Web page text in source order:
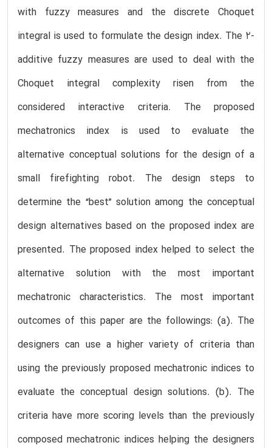
with fuzzy measures and the discrete Choquet
integral is used to formulate the design index. The 2-
additive fuzzy measures are used to deal with the
Choquet integral complexity risen from the
considered interactive criteria. The proposed
mechatronics index is used to evaluate the
alternative conceptual solutions for the design of a
small firefighting robot. The design steps to
determine the “best” solution among the conceptual
design alternatives based on the proposed index are
presented. The proposed index helped to select the
alternative solution with the most important
mechatronic characteristics. The most important
outcomes of this paper are the followings: (a). The
designers can use a higher variety of criteria than
using the previously proposed mechatronic indices to
evaluate the conceptual design solutions. (b). The
criteria have more scoring levels than the previously
composed mechatronic indices helping the designers